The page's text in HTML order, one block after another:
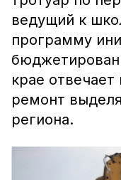
ведущий к
программу
крае
ремонт
региона.